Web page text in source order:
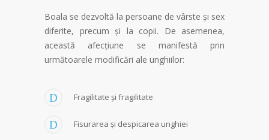
Boala se dezvoltă la persoane de vârste și sex
diferite, precum și la copii. De asemenea,
această afecțiune se manifestă prin
următoarele modificări ale unghiilor:
Fragilitate și fragilitate
Fisurarea și despicarea unghiei